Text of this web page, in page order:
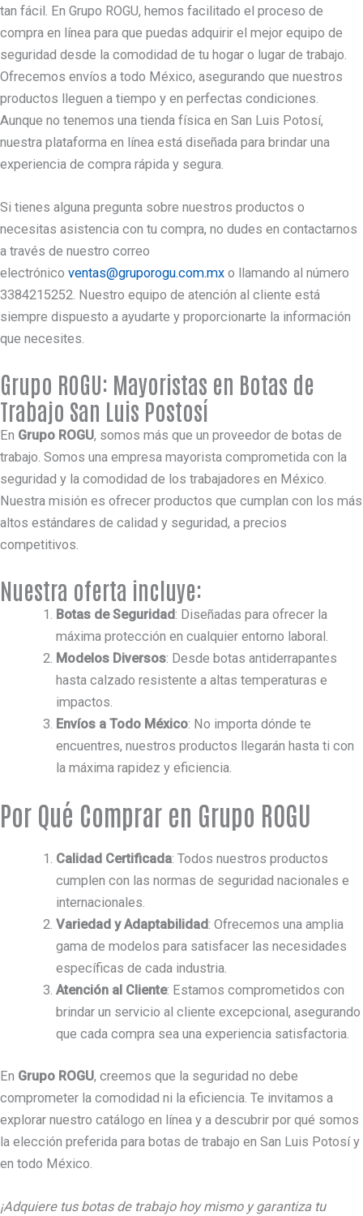
tan fácil. En Grupo ROGU, hemos facilitado el proceso de
compra en línea para que puedas adquirir el mejor equipo de
seguridad desde la comodidad de tu hogar o lugar de trabajo.
Ofrecemos envíos a todo México, asegurando que nuestros
productos lleguen a tiempo y en perfectas condiciones.
Aunque no tenemos una tienda física en San Luis Potosí,
nuestra plataforma en línea está diseñada para brindar una
experiencia de compra rápida y segura.
Si tienes alguna pregunta sobre nuestros productos o
necesitas asistencia con tu compra, no dudes en contactarnos
a través de nuestro correo
electrónico ventas@gruporogu.com.mx o llamando al número
3384215252. Nuestro equipo de atención al cliente está
siempre dispuesto a ayudarte y proporcionarte la información
que necesites.
Grupo ROGU: Mayoristas en Botas de
Trabajo San Luis Postosí
En Grupo ROGU, somos más que un proveedor de botas de
trabajo. Somos una empresa mayorista comprometida con la
seguridad y la comodidad de los trabajadores en México.
Nuestra misión es ofrecer productos que cumplan con los más
altos estándares de calidad y seguridad, a precios
competitivos.
Nuestra oferta incluye:
Botas de Seguridad: Diseñadas para ofrecer la
máxima protección en cualquier entorno laboral.
Modelos Diversos: Desde botas antiderrapantes
hasta calzado resistente a altas temperaturas e
impactos.
Envíos a Todo México: No importa dónde te
encuentres, nuestros productos llegarán hasta ti con
la máxima rapidez y eficiencia.
Por Qué Comprar en Grupo ROGU
Calidad Certificada: Todos nuestros productos
cumplen con las normas de seguridad nacionales e
internacionales.
Variedad y Adaptabilidad: Ofrecemos una amplia
gama de modelos para satisfacer las necesidades
específicas de cada industria.
Atención al Cliente: Estamos comprometidos con
brindar un servicio al cliente excepcional, asegurando
que cada compra sea una experiencia satisfactoria.
En Grupo ROGU, creemos que la seguridad no debe
comprometer la comodidad ni la eficiencia. Te invitamos a
explorar nuestro catálogo en línea y a descubrir por qué somos
la elección preferida para botas de trabajo en San Luis Potosí y
en todo México.
¡Adquiere tus botas de trabajo hoy mismo y garantiza tu